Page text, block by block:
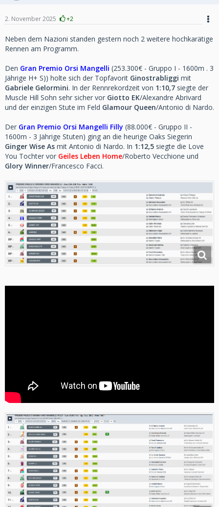
2. November 2025 +2
Neben dem Nazioni standen gestern noch 2 weitere hochkarätige
Rennen am Programm.
Den Gran Premio Orsi Mangelli (253.300€ - Gruppo I - 1600m . 3
Jährige H+ S)) holte sich der Topfavorit Ginostrabliggi mit
Gabriele Gelormini. In der Rennrekordzeit von 1:10,7 siegte der
Muscle Hill Sohn sehr sicher vor Giotto EK/Alexandre Abrivard
und der einzigen Stute im Feld Glamour Queen/Antonio di Nardo.
Der Gran Premio Orsi Mangelli Filly (88.000€ - Gruppo II -
1600m - 3 Jährige Stuten) ging an die heurige Oaks Siegerin
Ginger Wise As mit Antonio di Nardo. In 1:12,5 siegte die Love
You Tochter vor Geiles Leben Home/Roberto Vecchione und
Glory Winner/Francesco Facci.